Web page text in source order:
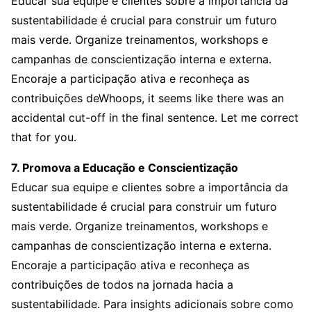
sustentabilidade é crucial para construir um futuro
mais verde. Organize treinamentos, workshops e
campanhas de conscientização interna e externa.
Encoraje a participação ativa e reconheça as
contribuições deWhoops, it seems like there was an
accidental cut-off in the final sentence. Let me correct
that for you.
7. Promova a Educação e Conscientização
Educar sua equipe e clientes sobre a importância da
sustentabilidade é crucial para construir um futuro
mais verde. Organize treinamentos, workshops e
campanhas de conscientização interna e externa.
Encoraje a participação ativa e reconheça as
contribuições de todos na jornada hacia a
sustentabilidade. Para insights adicionais sobre como